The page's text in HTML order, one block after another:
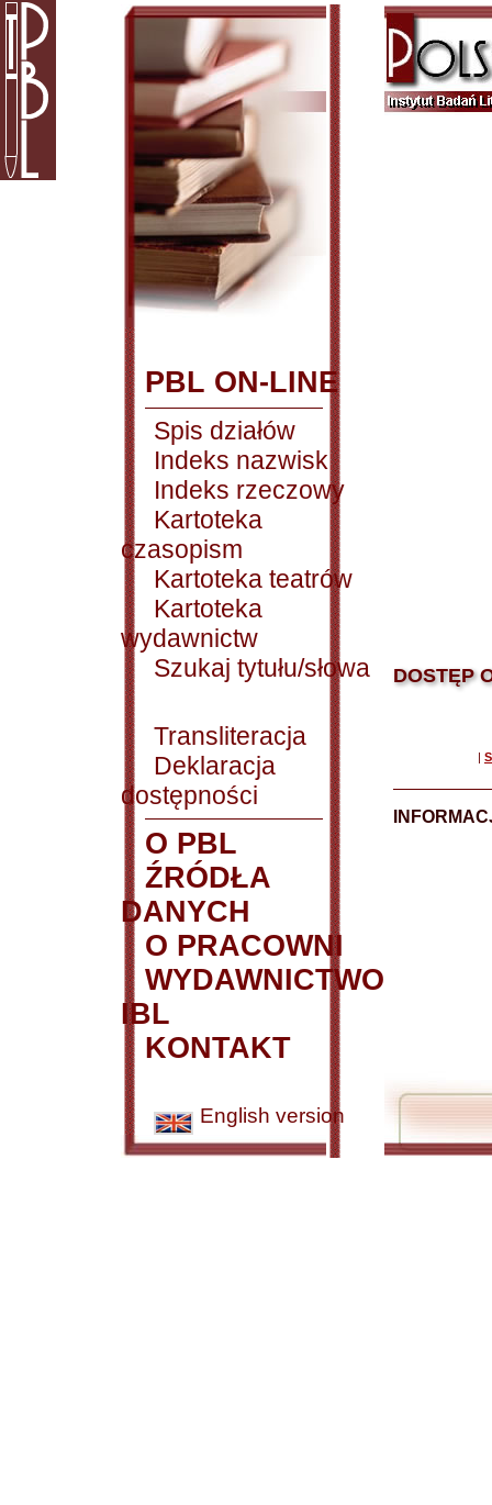
PBL ON-LINE
Spis działów
Indeks nazwisk
Indeks rzeczowy
Kartoteka
czasopism
Kartoteka teatrów
Kartoteka
wydawnictw
Szukaj tytułu/słowa
Transliteracja
Deklaracja
dostępności
O PBL
ŹRÓDŁA
DANYCH
O PRACOWNI
WYDAWNICTWO
IBL
KONTAKT
English version
DOSTĘP
|